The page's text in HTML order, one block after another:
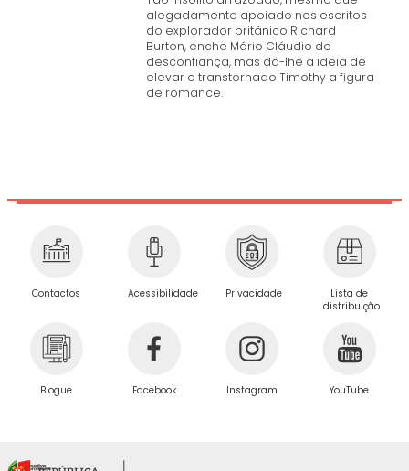
alegadamente apoiado nos escritos
do explorador britânico Richard
Burton, enche Mário Cláudio de
desconfiança, mas dá-lhe a ideia de
elevar o transtornado Timothy a figura
de romance.
Contactos Acessibilidade Privacidade
Lista de
distribuição
Blogue Facebook Instagram YouTube